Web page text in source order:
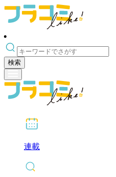
検索
連載